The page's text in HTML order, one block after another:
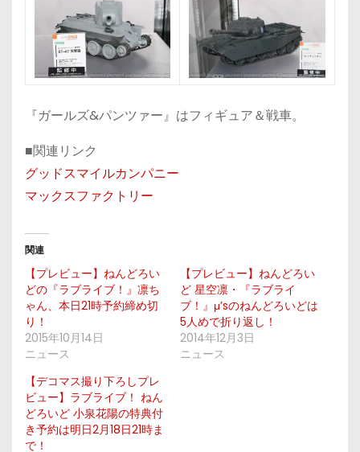
『ガールズ&パンツァー』はフィギュア＆戦車。
■関連リンク
グッドスマイルカンパニー
マックスファクトリー
関連
【プレビュー】ねんどろい
どの『ラブライブ！』凛ち
ゃん、本日21時予約締め切
り！
2015年10月14日
ニュース
【プレビュー】ねんどろい
ど 星空凛・『ラブライ
ブ！』μ’sのねんどろいどは
5人めで折り返し！
2014年12月3日
ニュース
【デコマス撮り下ろしプレ
ビュー】ラブライブ！ ねん
どろいど 小泉花陽の特典付
き予約は明日2月18日21時ま
で！